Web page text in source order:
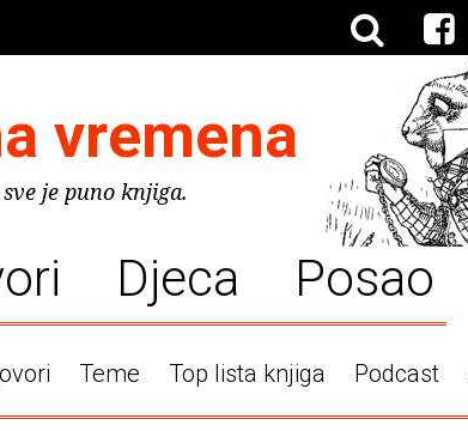
vremena
je puno knjiga.
Djeca Posao
Teme Top lista knjiga Podcast